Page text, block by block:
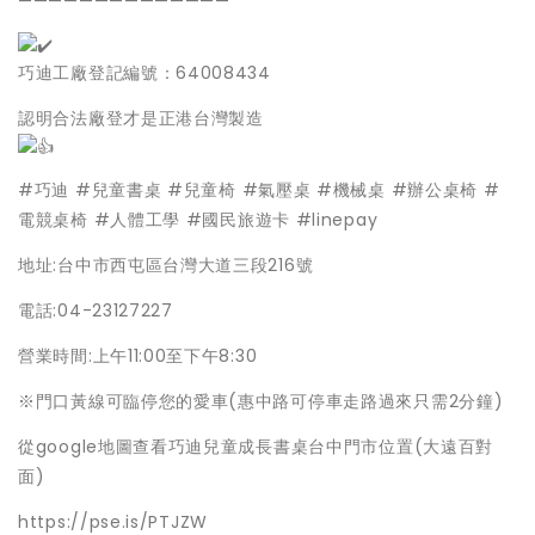
巧迪工廠登記編號：64008434
認明合法廠登才是正港台灣製造
#巧迪 #兒童書桌 #兒童椅 #氣壓桌 #機械桌 #辦公桌椅 #
電競桌椅 #人體工學 #國民旅遊卡 #linepay
地址:台中市西屯區台灣大道三段216號
電話:04-23127227
營業時間:上午11:00至下午8:30
※門口黃線可臨停您的愛車(惠中路可停車走路過來只需2分鐘)
從google地圖查看巧迪兒童成長書桌台中門市位置(大遠百對
面)
https://pse.is/PTJZW